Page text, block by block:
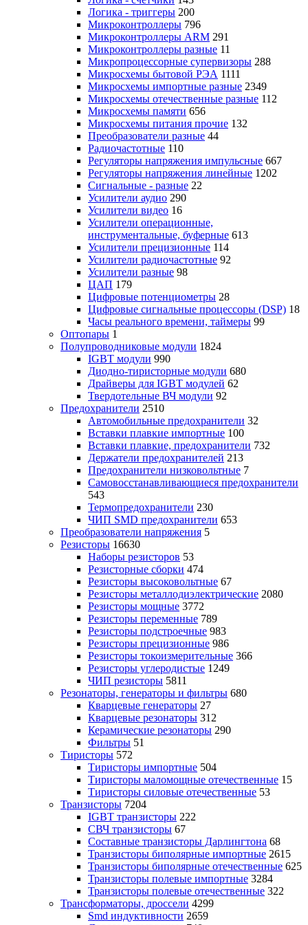
Логика - триггеры 200
Микроконтроллеры 796
Микроконтроллеры ARM 291
Микроконтроллеры разные 11
Микропроцессорные супервизоры 288
Микросхемы бытовой РЭА 1111
Микросхемы импортные разные 2349
Микросхемы отечественные разные 112
Микросхемы памяти 656
Микросхемы питания прочие 132
Преобразователи разные 44
Радиочастотные 110
Регуляторы напряжения импульсные 667
Регуляторы напряжения линейные 1202
Сигнальные - разные 22
Усилители аудио 290
Усилители видео 16
Усилители операционные,
инструментальные, буферные 613
Усилители прецизионные 114
Усилители радиочастотные 92
Усилители разные 98
ЦАП 179
Цифровые потенциометры 28
Цифровые сигнальные процессоры (DSP) 18
Часы реального времени, таймеры 99
Оптопары 1
Полупроводниковые модули 1824
IGBT модули 990
Диодно-тиристорные модули 680
Драйверы для IGBT модулей 62
Твердотельные ВЧ модули 92
Предохранители 2510
Автомобильные предохранители 32
Вставки плавкие импортные 100
Вставки плавкие, предохранители 732
Держатели предохранителей 213
Предохранители низковольтные 7
Самовосстанавливающиеся предохранители
543
Термопредохранители 230
ЧИП SMD предохранители 653
Преобразователи напряжения 5
Резисторы 16630
Наборы резисторов 53
Резисторные сборки 474
Резисторы высоковольтные 67
Резисторы металлодиэлектрические 2080
Резисторы мощные 3772
Резисторы переменные 789
Резисторы подстроечные 983
Резисторы прецизионные 986
Резисторы токоизмерительные 366
Резисторы углеродистые 1249
ЧИП резисторы 5811
Резонаторы, генераторы и фильтры 680
Кварцевые генераторы 27
Кварцевые резонаторы 312
Керамические резонаторы 290
Фильтры 51
Тиристоры 572
Тиристоры импортные 504
Тиристоры маломощные отечественные 15
Тиристоры силовые отечественные 53
Транзисторы 7204
IGBT транзисторы 222
СВЧ транзисторы 67
Составные транзисторы Дарлингтона 68
Транзисторы биполярные импортные 2615
Транзисторы биполярные отечественные 625
Транзисторы полевые импортные 3284
Транзисторы полевые отечественные 322
Трансформаторы, дроссели 4299
Smd индуктивности 2659